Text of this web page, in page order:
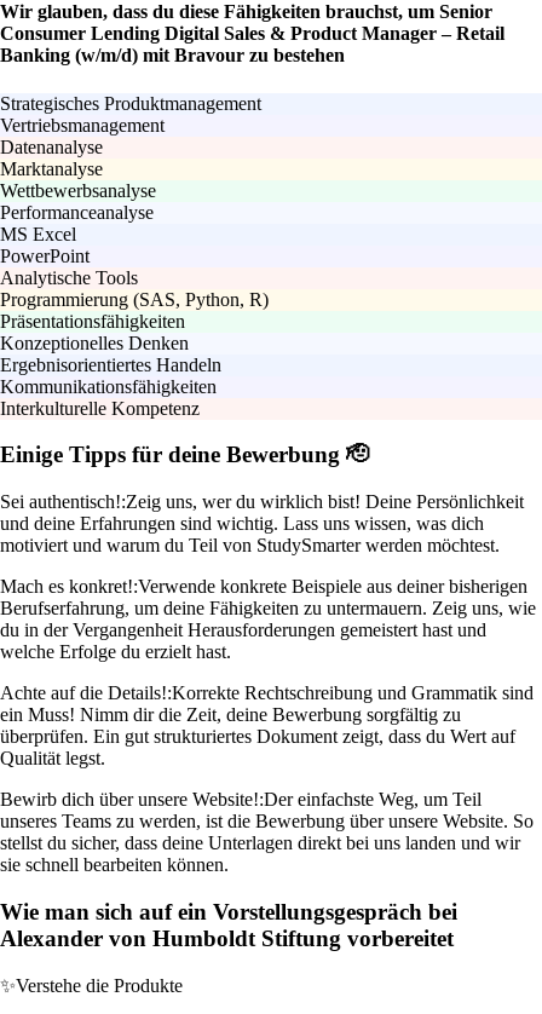
Wir glauben, dass du diese Fähigkeiten brauchst, um Senior
Consumer Lending Digital Sales & Product Manager – Retail
Banking (w/m/d) mit Bravour zu bestehen
Strategisches Produktmanagement
Vertriebsmanagement
Datenanalyse
Marktanalyse
Wettbewerbsanalyse
Performanceanalyse
MS Excel
PowerPoint
Analytische Tools
Programmierung (SAS, Python, R)
Präsentationsfähigkeiten
Konzeptionelles Denken
Ergebnisorientiertes Handeln
Kommunikationsfähigkeiten
Interkulturelle Kompetenz
Einige Tipps für deine Bewerbung 🫡
Sei authentisch!:Zeig uns, wer du wirklich bist! Deine Persönlichkeit
und deine Erfahrungen sind wichtig. Lass uns wissen, was dich
motiviert und warum du Teil von StudySmarter werden möchtest.
Mach es konkret!:Verwende konkrete Beispiele aus deiner bisherigen
Berufserfahrung, um deine Fähigkeiten zu untermauern. Zeig uns, wie
du in der Vergangenheit Herausforderungen gemeistert hast und
welche Erfolge du erzielt hast.
Achte auf die Details!:Korrekte Rechtschreibung und Grammatik sind
ein Muss! Nimm dir die Zeit, deine Bewerbung sorgfältig zu
überprüfen. Ein gut strukturiertes Dokument zeigt, dass du Wert auf
Qualität legst.
Bewirb dich über unsere Website!:Der einfachste Weg, um Teil
unseres Teams zu werden, ist die Bewerbung über unsere Website. So
stellst du sicher, dass deine Unterlagen direkt bei uns landen und wir
sie schnell bearbeiten können.
Wie man sich auf ein Vorstellungsgespräch bei
Alexander von Humboldt Stiftung vorbereitet
✨Verstehe die Produkte